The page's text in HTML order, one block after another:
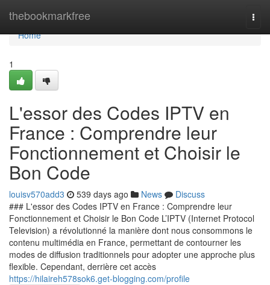
thebookmarkfree
Home
Home
1
L'essor des Codes IPTV en
France : Comprendre leur
Fonctionnement et Choisir le
Bon Code
louisv570add3 539 days ago News
Discuss
### L'essor des Codes IPTV en France : Comprendre leur
Fonctionnement et Choisir le Bon Code L’IPTV (Internet Protocol
Television) a révolutionné la manière dont nous consommons le
contenu multimédia en France, permettant de contourner les
modes de diffusion traditionnels pour adopter une approche plus
flexible. Cependant, derrière cet accès
https://hilaireh578sok6.get-blogging.com/profile